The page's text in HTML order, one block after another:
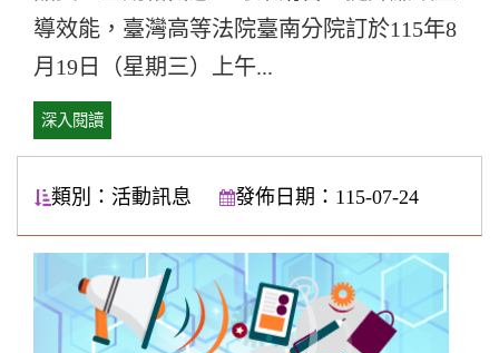
導效能，臺灣高等法院臺南分院訂於115年8
月19日（星期三）上午...
深入閱讀
類別：活動訊息 發佈日期：115-07-24